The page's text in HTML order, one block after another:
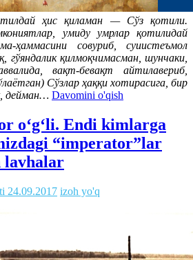
ҳис қиламан — Сўз қотили.
умиду умрлар қотилидай
ҳаммасини совуриб, суиистеъмол
гўяндалик қилмоқчимасман, шунчаки,
вақт-бевақт айтилавериб,
Сўзлар ҳаққи хотирасига, бир
дейман… Davomini o'qish
o‘g‘li. Endi kimlarga
“imperator”lar
lavhalar
24.09.2017 izoh yo'q